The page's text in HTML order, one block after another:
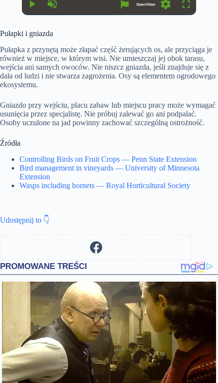
P
y
U
u
e
r
e
t
T
m
e
t
S
n
g
s
F
c
r
e
e
n
Pułapki i gniazda
Pułapka z przynętą może złapać część żerujących os, ale przyciąga je
również w miejsce, w którym wisi. Nie umieszczaj jej obok tarasu,
wejścia ani samych owoców. Nie niszcz gniazda, jeśli znajduje się z
dala od ludzi i nie stwarza zagrożenia. Osy są elementem ogrodowego
ekosystemu.
Gniazdo przy wejściu, placu zabaw lub miejscu pracy może wymagać
usunięcia przez specjalistę. Nie próbuj zalewać go ani podpalać.
Osoby uczulone na jad powinny zachować szczególną ostrożność.
Źródła
Controlling Birds on Fruit Crops — Penn State Extension
Bird management in vineyards — University of Minnesota
Extension
Wasps including hornets — Royal Horticultural Society
Udostępnij to 👇